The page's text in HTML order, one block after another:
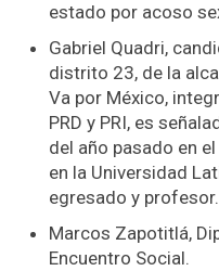
estado por acoso
Gabriel Quadri,
distrito 23, de la
Va por México,
PRD y PRI, es
del año pasado en
en la Universidad
egresado y profesor.
Marcos Zapotitlá,
Encuentro Social.